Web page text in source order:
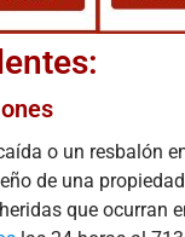
o un resbalón
de una
que